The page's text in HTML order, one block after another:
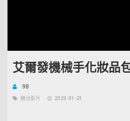
艾爾發機械手化妝品
98
機台影片 2020-01-21